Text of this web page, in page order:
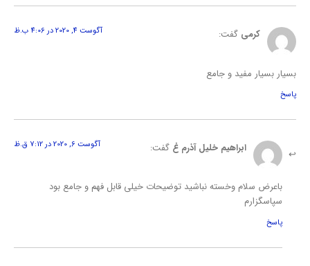
کرمیگفت: آگوست 4, 2020 در 4:06 ب.ظ
بسیار بسیار مفید و جامع
پاسخ
ابراهیم خلیل آذرم غگفت: آگوست 6, 2020 در 7:12 ق.ظ
باعرض سلام وخسته نباشید توضیحات خیلی قابل فهم و جامع بود
سپاسگزارم
پاسخ